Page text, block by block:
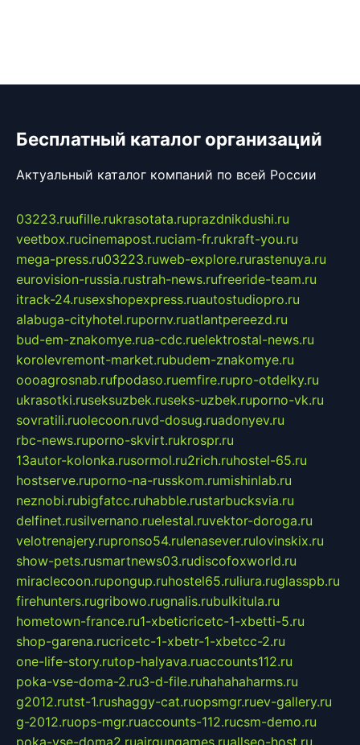
Бесплатный каталог организаций
Актуальный каталог компаний по всей России
03223.ruufille.rukrasotata.ruprazdnikdushi.ru
veetbox.rucinemapost.ruciam-fr.rukraft-you.ru
mega-press.ru03223.ruweb-explore.rurastenuya.ru
eurovision-russia.rustrah-news.rufreeride-team.ru
itrack-24.rusexshopexpress.ruautostudiopro.ru
alabuga-cityhotel.rupornv.ruatlantpereezd.ru
bud-em-znakomye.rua-cdc.ruelektrostal-news.ru
korolevremont-market.rubudem-znakomye.ru
oooagrosnab.rufpodaso.ruemfire.rupro-otdelky.ru
ukrasotki.ruseksuzbek.ruseks-uzbek.ruporno-vk.ru
sovratili.ruolecoon.ruvd-dosug.ruadonyev.ru
rbc-news.ruporno-skvirt.rukrospr.ru
13autor-kolonka.rusormol.ru2rich.ruhostel-65.ru
hostserve.ruporno-na-russkom.rumishinlab.ru
neznobi.rubigfatcc.ruhabble.rustarbucksvia.ru
delfinet.rusilvernano.ruelestal.ruvektor-doroga.ru
velotrenajery.rupronso54.rulenasever.rulovinskix.ru
show-pets.rusmartnews03.rudiscofoxworld.ru
miraclecoon.rupongup.ruhostel65.ruliura.ruglasspb.ru
firehunters.rugribowo.rugnalis.rubulkitula.ru
hometown-france.ru1-xbeticricetc-1-xbetti-5.ru
shop-garena.rucricetc-1-xbetr-1-xbetcc-2.ru
one-life-story.rutop-halyava.ruaccounts112.ru
poka-vse-doma-2.ru3-d-file.ruhahahaharms.ru
g2012.rutst-1.rushaggy-cat.ruopsmgr.ruev-gallery.ru
g-2012.ruops-mgr.ruaccounts-112.rucsm-demo.ru